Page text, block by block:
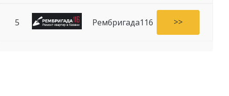
5 Рембригада116 >>